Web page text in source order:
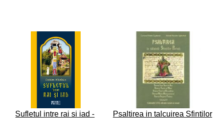
5
Sufletul intre rai si iad -
6
Psaltirea in talcuirea Sfintilor